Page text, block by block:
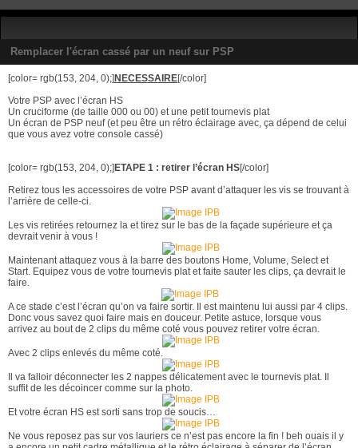
Remplacer l'écran cassé par un neuf sur PSP
[color= rgb(153, 204, 0);] NECESSAIRE[/color]
Votre PSP avec l’écran HS
Un cruciforme (de taille 000 ou 00) et une petit tournevis plat
Un écran de PSP neuf (et peu être un rétro éclairage avec, ça dépend de celui
que vous avez votre console cassé)
[color= rgb(153, 204, 0);] ETAPE 1 : retirer l’écran HS[/color]
Retirez tous les accessoires de votre PSP avant d’attaquer les vis se trouvant à
l’arrière de celle-ci.
Les vis retirées retournez la et tirez sur le bas de la façade supérieure et ça
devrait venir à vous !
Maintenant attaquez vous à la barre des boutons Home, Volume, Select et
Start. Equipez vous de votre tournevis plat et faite sauter les clips, ça devrait le
faire.
A ce stade c’est l’écran qu’on va faire sortir. Il est maintenu lui aussi par 4 clips.
Donc vous savez quoi faire mais en douceur. Petite astuce, lorsque vous
arrivez au bout de 2 clips du même coté vous pouvez retirer votre écran.
Avec 2 clips enlevés du même coté.
Il va falloir déconnecter les 2 nappes délicatement avec le tournevis plat. Il
suffit de les décoincer comme sur la photo.
Et votre écran HS est sorti sans trop de soucis…
Ne vous reposez pas sur vos lauriers ce n’est pas encore la fin ! beh ouais il y